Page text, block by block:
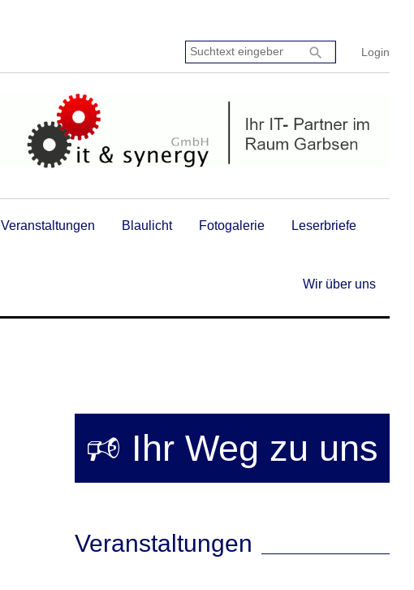
Login
Suchtext
eingeben:
search
Veranstaltungen Blaulicht Fotogalerie Leserbriefe
Wir über uns
🕫 Ihr Weg zu uns
Veranstaltungen